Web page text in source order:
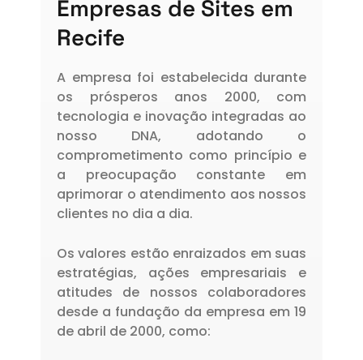
Empresas de Sites em
Recife
A empresa foi estabelecida durante
os prósperos anos 2000, com
tecnologia e inovação integradas ao
nosso DNA, adotando o
comprometimento como princípio e
a preocupação constante em
aprimorar o atendimento aos nossos
clientes no dia a dia.
Os valores estão enraizados em suas
estratégias, ações empresariais e
atitudes de nossos colaboradores
desde a fundação da empresa em 19
de abril de 2000, como: